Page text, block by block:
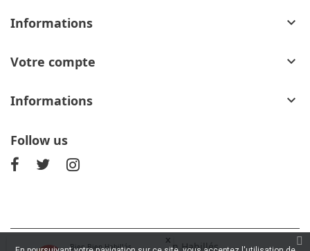
Informations 
Votre compte 
Informations 
Follow us
© 2026 - Bien Bien Habillés
Bien Bien Habillés
x